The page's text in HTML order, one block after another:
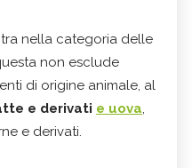
nella categoria delle
non esclude
di origine animale, al
e derivati e uova,
e derivati.